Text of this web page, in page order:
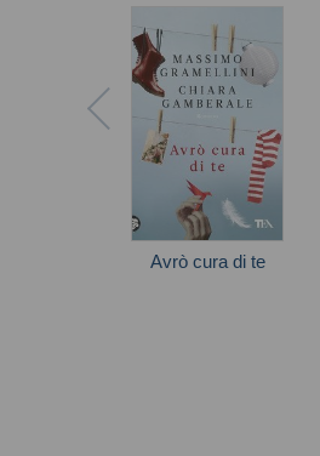
Avrò cura di te